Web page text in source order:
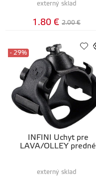
externý sklad
1.80 € 2.00 €
INFINI Úchyt pre
LAVA/OLLEY predné
- 29%
externý sklad